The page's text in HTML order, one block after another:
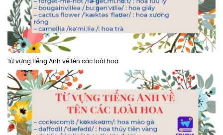
Từ vựng tiếng Anh về tên các loài hoa